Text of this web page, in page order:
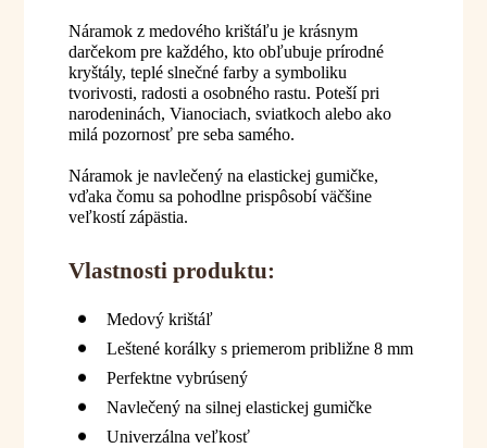
Náramok z medového krištáľu je krásnym
darčekom pre každého, kto obľubuje prírodné
kryštály, teplé slnečné farby a symboliku
tvorivosti, radosti a osobného rastu. Poteší pri
narodeninách, Vianociach, sviatkoch alebo ako
milá pozornosť pre seba samého.
Náramok je navlečený na elastickej gumičke,
vďaka čomu sa pohodlne prispôsobí väčšine
veľkostí zápästia.
Vlastnosti produktu:
Medový krištáľ
Leštené korálky s priemerom približne 8 mm
Perfektne vybrúsený
Navlečený na silnej elastickej gumičke
Univerzálna veľkosť